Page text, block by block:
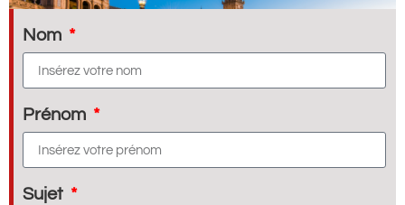
Nom
Prénom
Sujet